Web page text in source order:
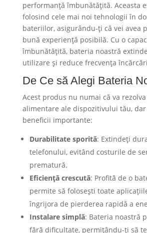
performanță îmbunătățită. Aceasta
folosind cele mai noi tehnologii în
bateriilor, asigurându-ți că vei avea
bună experiență posibilă. Cu o
îmbunătățită, bateria noastră
utilizare și reduce frecvența
De Ce să Alegi Bateria
Acest produs nu numai că va
alimentare ale dispozitivului tău, dar
beneficii importante:
Durabilitate sporită: Extindeți
telefonului, evitând costurile de
prematură.
Eficiență crescută: Profită de o
permite să folosești toate
îngrijora de pierderea rapidă a
Instalare simplă: Bateria noastră
fără dificultate, permițându-ți să